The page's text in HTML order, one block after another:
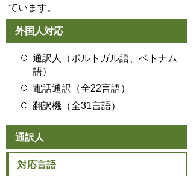
ています。
外国人対応
通訳人（ポルトガル語、ベトナム
語）
電話通訳（全22言語）
翻訳機（全31言語）
通訳人
対応言語